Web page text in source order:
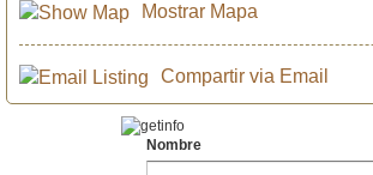
Mostrar Mapa
Compartir via Email
Nombre